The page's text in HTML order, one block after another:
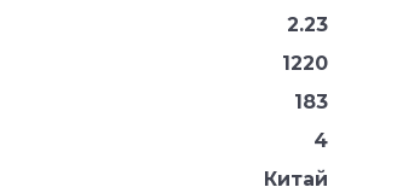
2.23
1220
183
4
Китай